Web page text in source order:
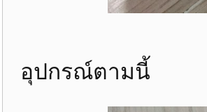
อุปกรณ์ตามนี้